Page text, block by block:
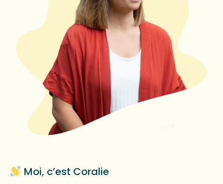
Moi, c’est Coralie